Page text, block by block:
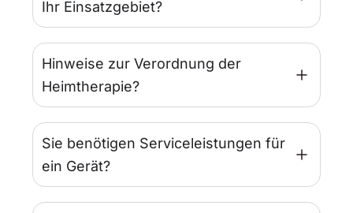
Ihr Einsatzgebiet?
Hinweise zur Verordnung der
Heimtherapie?
Sie benötigen Serviceleistungen für
ein Gerät?